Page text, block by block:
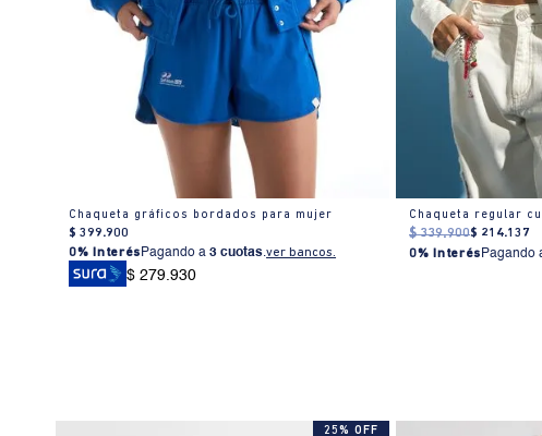
Chaqueta gráficos bordados para mujer
$ 399.900
0% Interés Pagando a3 cuotas.ver bancos.
$ 279.930
Chaqueta regular
$ 339.900$ 214.137
0% Interés Pagando
25% OFF